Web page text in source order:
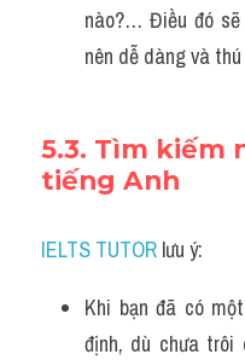
nào?… Điều đó
nên dễ dàng và
5.3. Tìm kiếm
tiếng Anh
IELTS TUTOR lưu ý:
Khi bạn đã có
định, dù chưa trôi